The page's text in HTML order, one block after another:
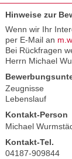
Hinweise zur
Wenn wir Ihr
per E-Mail an
Bei Rückfragen
Herrn Michael
Zeugnisse
Lebenslauf
Kontakt-Person
Michael
Kontakt-Tel.
04187-909844